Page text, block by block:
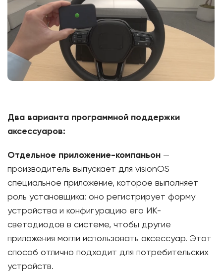
Два варианта программной поддержки
аксессуаров:
Отдельное приложение-компаньон —
производитель выпускает для visionOS
специальное приложение, которое выполняет
роль установщика: оно регистрирует форму
устройства и конфигурацию его ИК-
светодиодов в системе, чтобы другие
приложения могли использовать аксессуар. Этот
способ отлично подходит для потребительских
устройств.